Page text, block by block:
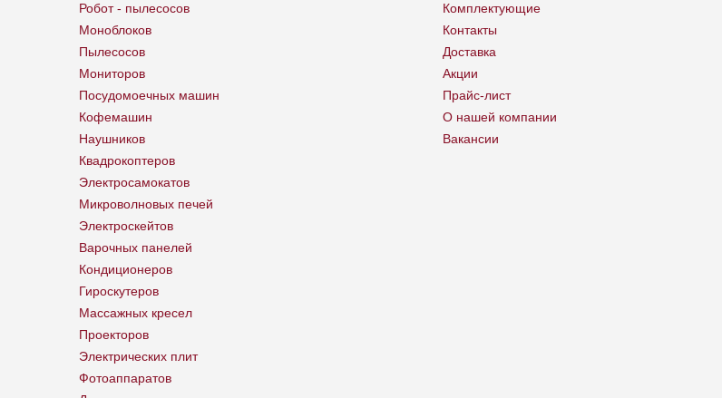
Робот - пылесосов
Моноблоков
Пылесосов
Мониторов
Посудомоечных машин
Кофемашин
Наушников
Квадрокоптеров
Электросамокатов
Микроволновых печей
Электроскейтов
Варочных панелей
Кондиционеров
Гироскутеров
Массажных кресел
Проекторов
Электрических плит
Фотоаппаратов
Комплектующие
Контакты
Доставка
Акции
Прайс-лист
О нашей компании
Вакансии